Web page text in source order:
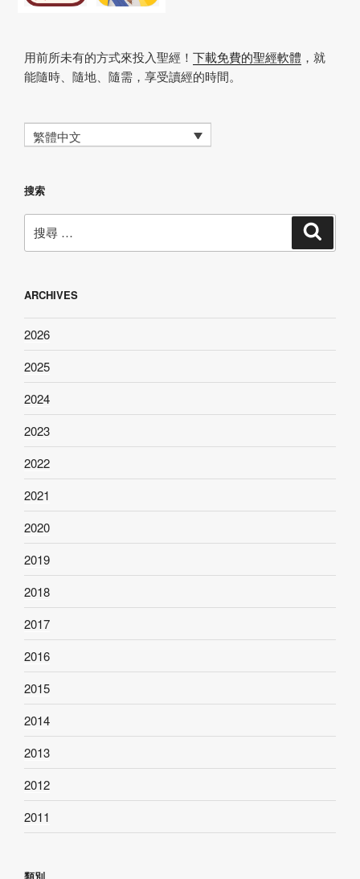
用前所未有的方式來投入聖經！ 下載免費的聖經軟體 ，就
能隨時、隨地、隨需，享受讀經的時間。
繁體中文
搜索
尋：
ARCHIVES
2026
2025
2024
2023
2022
2021
2020
2019
2018
2017
2016
2015
2014
2013
2012
2011